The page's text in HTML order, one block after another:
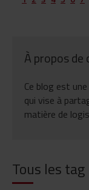
À propos de
Ce blog est
qui vise à
matière de
Tous les tag